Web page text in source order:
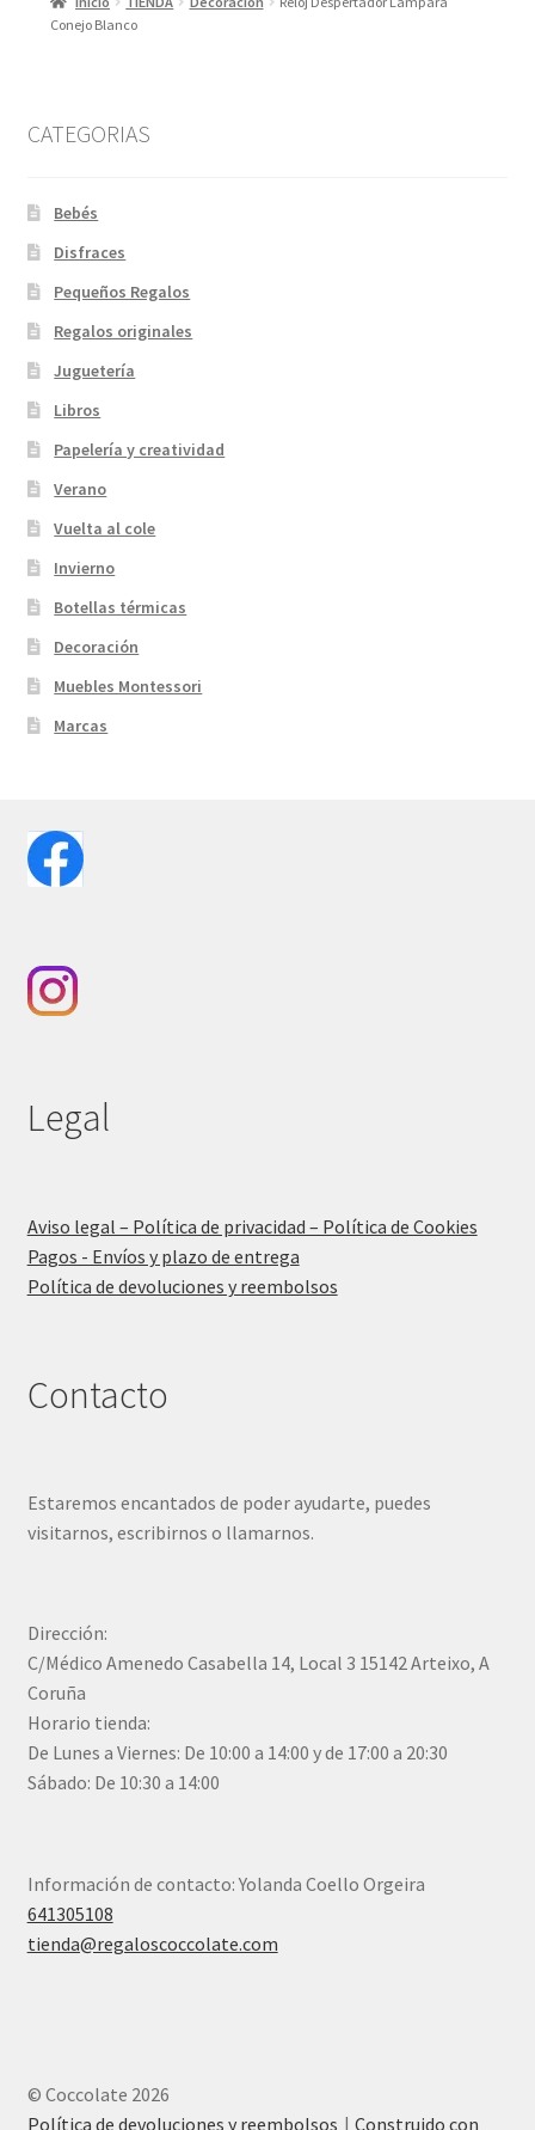
Conejo Blanco
CATEGORIAS
Bebés
Disfraces
Pequeños Regalos
Regalos originales
Juguetería
Libros
Papelería y creatividad
Verano
Vuelta al cole
Invierno
Botellas térmicas
Decoración
Muebles Montessori
Marcas
Legal
Aviso legal – Política de privacidad – Política de Cookies
Pagos - Envíos y plazo de entrega
Política de devoluciones y reembolsos
Contacto
Estaremos encantados de poder ayudarte, puedes
visitarnos, escribirnos o llamarnos.
Dirección:
C/Médico Amenedo Casabella 14, Local 3 15142 Arteixo, A
Coruña
Horario tienda:
De Lunes a Viernes: De 10:00 a 14:00 y de 17:00 a 20:30
Sábado: De 10:30 a 14:00
Información de contacto: Yolanda Coello Orgeira
641305108
tienda@regaloscoccolate.com
© Coccolate 2026
Política de devoluciones y reembolsos
Construido con